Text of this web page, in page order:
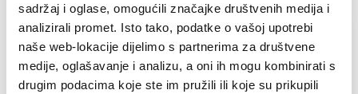
sadržaj i oglase, omogućili značajke društvenih medija i
analizirali promet. Isto tako, podatke o vašoj upotrebi
naše web-lokacije dijelimo s partnerima za društvene
medije, oglašavanje i analizu, a oni ih mogu kombinirati s
drugim podacima koje ste im pružili ili koje su prikupili